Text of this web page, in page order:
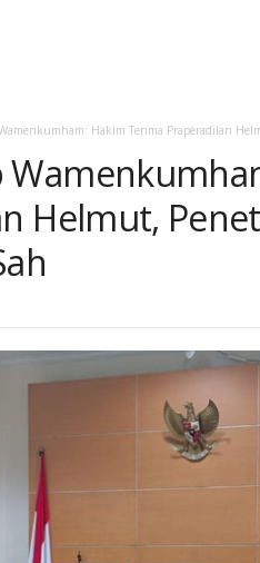
Hakim Terima Praperadilan
Helmut,